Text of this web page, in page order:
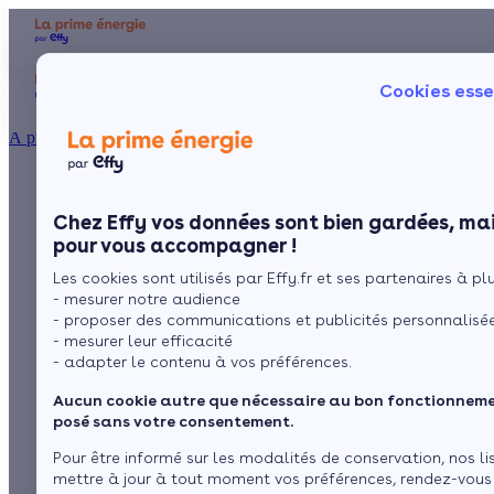
Cookies
Chez Effy vos données sont bien gardées,
pour vous accompagner !
Les cookies sont utilisés par Effy.fr et ses partenaires à
- mesurer notre audience
- proposer des communications et publicités
- mesurer leur efficacité
- adapter le contenu à vos préférences.
Aucun cookie autre que nécessaire au bon
posé sans votre consentement.
Pour être informé sur les modalités de conservation, nos
mettre à jour à tout moment vos préférences, rendez-
À propos
Le concept
Comment l'obtenir ?
Chauffage
Poêle à
Poêle à granulés à 1
€ : est-ce encore
possible en 2026 ?
Sommaire
Peut-on encore installer un poêle à granulés pour 1 € en